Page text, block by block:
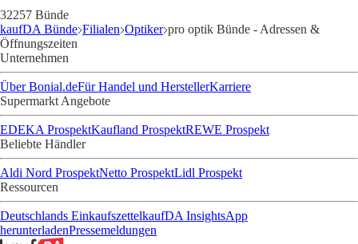
32257 Bünde
kaufDA Bünde Filialen Optiker pro optik Bünde - Adressen &
Öffnungszeiten
Unternehmen
Über Bonial.deFür Handel und HerstellerKarriere
Supermarkt Angebote
EDEKA ProspektKaufland ProspektREWE Prospekt
Beliebte Händler
Aldi Nord ProspektNetto ProspektLidl Prospekt
Ressourcen
Deutschlands EinkaufszettelkaufDA InsightsApp
herunterladenPressemeldungen